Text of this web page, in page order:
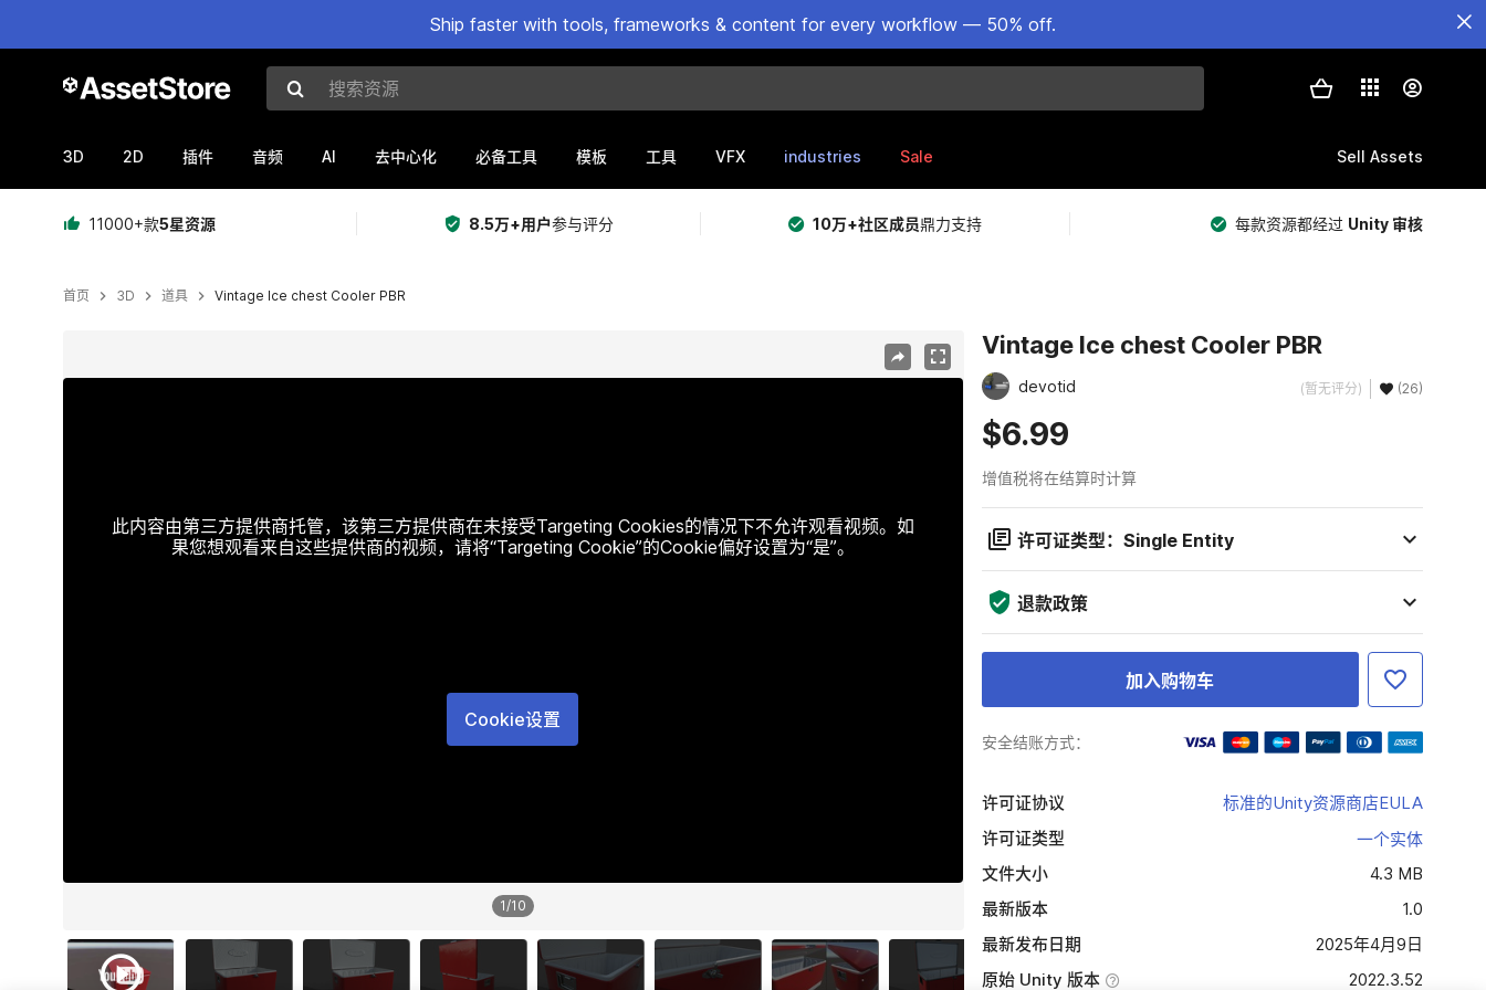
Ship faster with tools, frameworks & content for every workflow — 50% off.
搜索资源
3D 2D 插件 音频 AI 去中心化 必备工具 模板 工具 VFX industries Sale Sell Assets
11000+款5星资源 8.5万+用户参与评分 10万+社区成员鼎力支持 每款资源都经过 Unity 审核
首页 3D 道具 Vintage Ice chest Cooler PBR
此内容由第三方提供商托管，该第三方提供商在未接受Targeting Cookies的情况下不允许观看视频。如
果您想观看来自这些提供商的视频，请将“Targeting Cookie”的Cookie偏好设置为“是”。
Cookie设置
1/10
Vintage Ice chest Cooler PBR
devotid (暂无评分) (26)
$6.99
增值税将在结算时计算
许可证类型：Single Entity
退款政策
加入购物车
安全结账方式：
许可证协议
标准的Unity资源商店EULA
许可证类型
一个实体
文件大小
4.3 MB
最新版本
1.0
最新发布日期
2025年4月9日
原始 Unity 版本
2022.3.52